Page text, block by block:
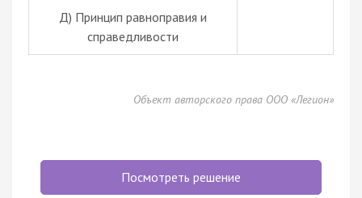
Д) Принцип равноправия и
справедливости
Объект авторского права ООО «Легион»
Посмотреть решение